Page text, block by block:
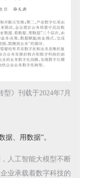
型》刊载于2024年7月
据、用数据”。
人工智能大模型不断
业承载着数字科技的